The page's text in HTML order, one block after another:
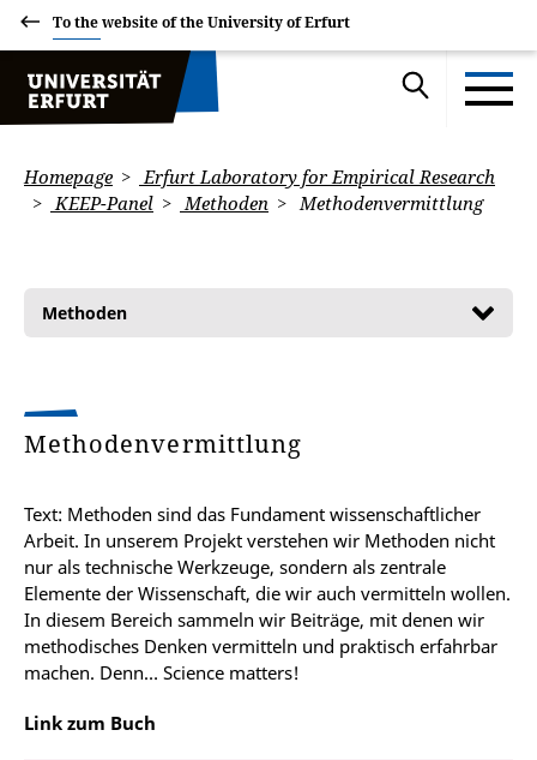
To the website of the University of Erfurt
Homepage
Erfurt Laboratory for Empirical Research
KEEP-Panel
Methoden Methodenvermittlung
Methoden
Methodenvermittlung
Text: Methoden sind das Fundament wissenschaftlicher
Arbeit. In unserem Projekt verstehen wir Methoden nicht
nur als technische Werkzeuge, sondern als zentrale
Elemente der Wissenschaft, die wir auch vermitteln wollen.
In diesem Bereich sammeln wir Beiträge, mit denen wir
methodisches Denken vermitteln und praktisch erfahrbar
machen. Denn… Science matters!
Link zum Buch